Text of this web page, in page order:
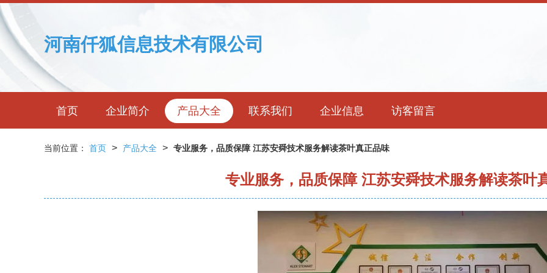
河南仟狐信息技术有限公司
首页 企业简介 产品大全 联系我们 企业信息 访客留言
当前位置： 首页 > 产品大全 > 专业服务，品质保障 江苏安舜技术服务解读茶叶真正品味
专业服务，品质保障 江苏安舜技术服务解读茶叶